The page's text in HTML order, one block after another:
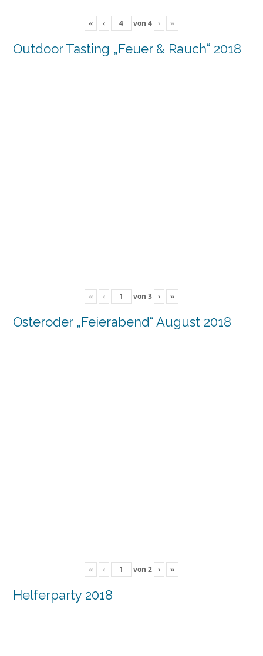
« ‹ von 4 › »
Outdoor Tasting „Feuer & Rauch“ 2018
« ‹ von 3 › »
Osteroder „Feierabend“ August 2018
« ‹ von 2 › »
Helferparty 2018